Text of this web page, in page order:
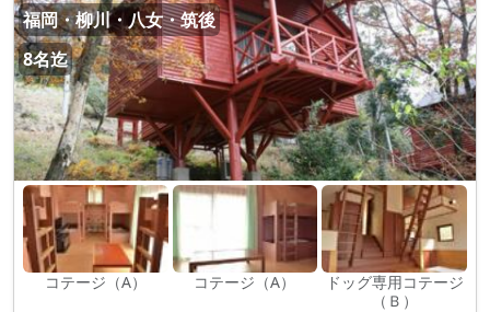
福岡・柳川・八女・筑後
8名迄
コテージ（A） コテージ（A）
ドッグ専用コテージ
（Ｂ）